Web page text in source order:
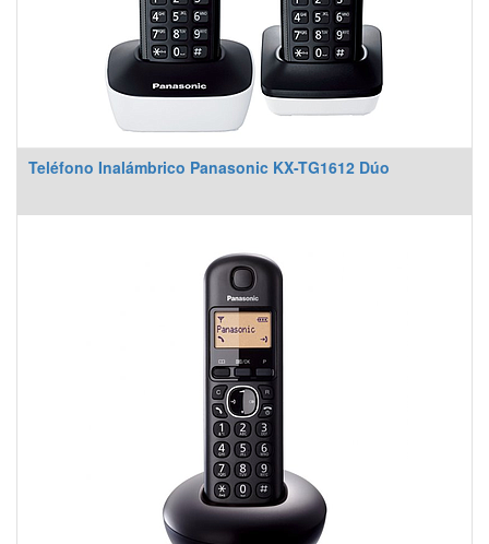
Teléfono Inalámbrico Panasonic KX-TG1612 Dúo